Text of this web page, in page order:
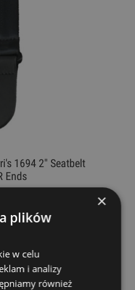
1694 2" Seatbelt
Ends
zł ×
plików
w celu
i analizy
również